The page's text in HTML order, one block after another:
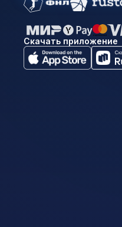
Скачать приложение